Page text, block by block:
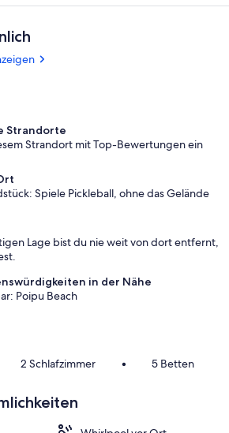
Strandorte
Strandort mit Top-Bewertungen ein
Spiele Pickleball, ohne das Gelände
Lage bist du nie weit von dort entfernt,
in der Nähe
Poipu Beach
2 Schlafzimmer • 5 Betten